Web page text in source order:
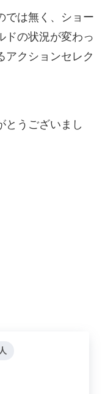
では無く、ショー
ドの状況が変わっ
アクションセレク
とうございまし